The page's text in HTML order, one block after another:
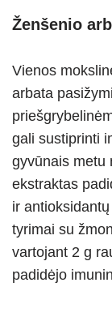
Ženšenio
Vienos
arbata
gali sustiprinti
gyvūnais metu
ekstraktas
ir
tyrimai su
vartojant 2 g
padidėjo